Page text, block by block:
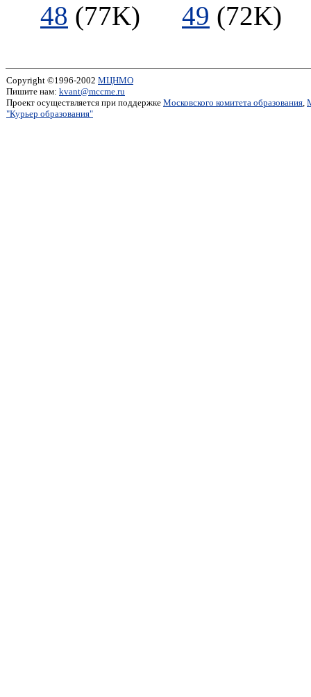
48 (77K) 49
Copyright ©1996-2002 МЦНМО
Пишите нам: kvant@mccme.ru
Проект осуществляется при поддержке Московского комитета образования,
"Курьер образования"